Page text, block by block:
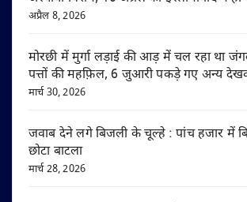
अप्रैल 8, 2026
मोरछी में मुर्गा लड़ाई की आड़ में चल रहा था
पत्तों की महफ़िल, 6 जुआरी पकड़े गए अन्य
मार्च 30, 2026
जवाब देने लगे बिजली के चूल्हे : पांच हजार में
छोटा बाटला
मार्च 28, 2026